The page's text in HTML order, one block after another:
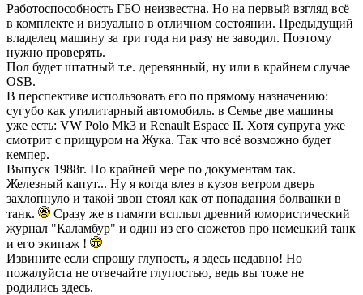
Работоспособность ГБО неизвестна. Но на первый взгляд всё
в комплекте и визуально в отличном состоянии. Предыдущий
владелец машину за три года ни разу не заводил. Поэтому
нужно проверять.
Пол будет штатный т.е. деревянный, ну или в крайнем случае
OSB.
В перспективе использовать его по прямому назначению:
сугубо как утилитарный автомобиль. в Семье две машины
уже есть: VW Polo Mk3 и Renault Espace II. Хотя супруга уже
смотрит с прищуром на Жука. Так что всё возможно будет
кемпер.
Выпуск 1988г. По крайней мере по документам так.
Железный капут... Ну я когда влез в кузов ветром дверь
захлопнуло и такой звон стоял как от попадания болванки в
танк.
Сразу же в памяти всплыл древний юмористический
журнал "Каламбур" и один из его сюжетов про немецкий танк
и его экипаж !
Извините если спрошу глупость, я здесь недавно! Но
пожалуйста не отвечайте глупостью, ведь вы тоже не
родились здесь.